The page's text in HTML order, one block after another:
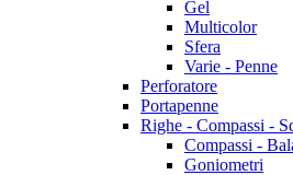
Gel
Multicolor
Sfera
Varie - Penne
Perforatore
Portapenne
Righe - Compassi -
Compassi -
Goniometri